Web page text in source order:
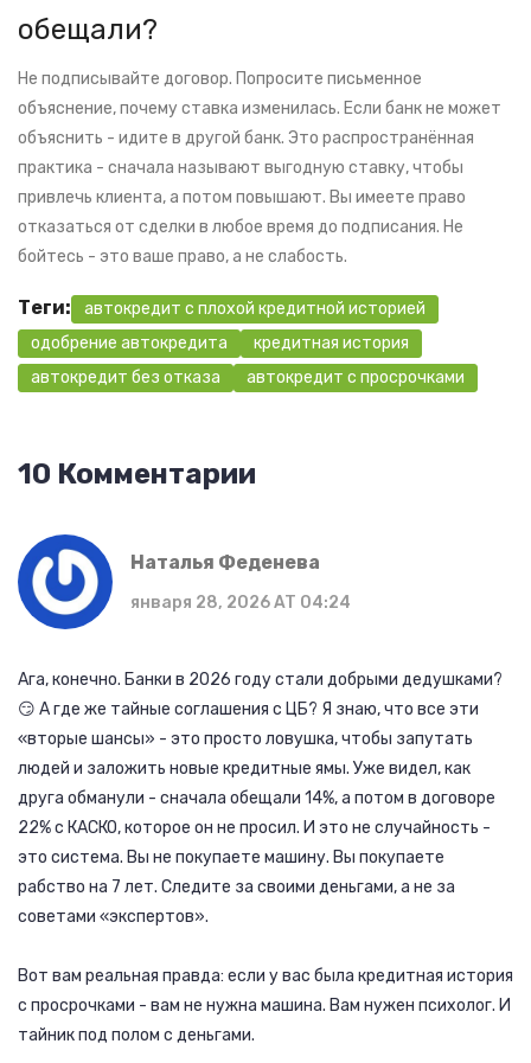
обещали?
Не подписывайте договор. Попросите письменное
объяснение, почему ставка изменилась. Если банк не может
объяснить - идите в другой банк. Это распространённая
практика - сначала называют выгодную ставку, чтобы
привлечь клиента, а потом повышают. Вы имеете право
отказаться от сделки в любое время до подписания. Не
бойтесь - это ваше право, а не слабость.
Теги:
автокредит с плохой кредитной историей
одобрение автокредита
кредитная история
автокредит без отказа
автокредит с просрочками
10 Комментарии
Наталья Феденева
января 28, 2026 AT 04:24
Ага, конечно. Банки в 2026 году стали добрыми дедушками?
😏 А где же тайные соглашения с ЦБ? Я знаю, что все эти
«вторые шансы» - это просто ловушка, чтобы запутать
людей и заложить новые кредитные ямы. Уже видел, как
друга обманули - сначала обещали 14%, а потом в договоре
22% с КАСКО, которое он не просил. И это не случайность -
это система. Вы не покупаете машину. Вы покупаете
рабство на 7 лет. Следите за своими деньгами, а не за
советами «экспертов».
Вот вам реальная правда: если у вас была кредитная история
с просрочками - вам не нужна машина. Вам нужен психолог. И
тайник под полом с деньгами.